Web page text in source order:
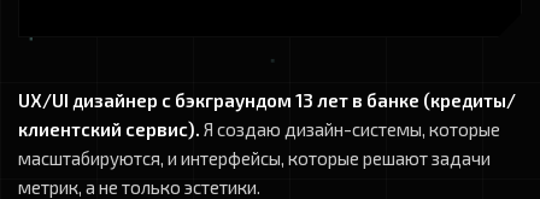
UX/UI дизайнер с бэкграундом 13 лет в банке (кредиты/
клиентский сервис). Я создаю дизайн-системы, которые
масштабируются, и интерфейсы, которые решают задачи
метрик, а не только эстетики.